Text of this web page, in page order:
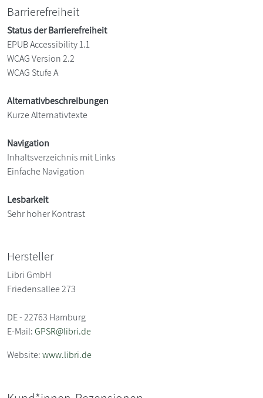
Barrierefreiheit
Status der Barrierefreiheit
EPUB Accessibility 1.1
WCAG Version 2.2
WCAG Stufe A
Alternativbeschreibungen
Kurze Alternativtexte
Navigation
Inhaltsverzeichnis mit Links
Einfache Navigation
Lesbarkeit
Sehr hoher Kontrast
Hersteller
Libri GmbH
Friedensallee 273
DE - 22763 Hamburg
E-Mail:GPSR@libri.de
Website:www.libri.de